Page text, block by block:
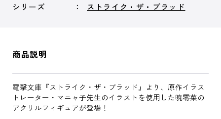
シリーズ
ストライク・ザ・ブラッド
商品説明
電撃文庫『ストライク・ザ・ブラッド』より、原作イラス
トレーター・マニャ子先生のイラストを使用した暁零菜の
アクリルフィギュアが登場！